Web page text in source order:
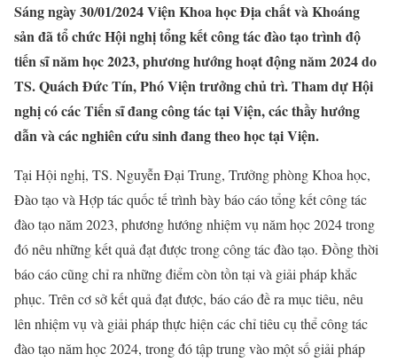
Sáng ngày 30/01/2024 Viện Khoa học Địa chất và Khoáng
sản đã tổ chức Hội nghị tổng kết công tác đào tạo trình độ
tiến sĩ nămhọc 2023,phương hướng hoạt động năm 2024 do
TS. Quách Đức Tín, Phó Viện trưởng chủ trì. Tham dự Hội
nghị có cácTiến sĩ đang công tác tại Viện, các thầyhướng
dẫn và các nghiên cứu sinh đang theo học tại Viện.
Tại Hội nghị, TS. Nguyễn Đại Trung, Trưởng phòng Khoa học,
Đào tạo và Hợp tác quốc tế trình bày báo cáo tổng kết công tác
đào tạo năm 2023, phương hướng nhiệm vụ năm học 2024 trong
đó nêu những kết quả đạt được trong công tác đào tạo. Đồng thời
báo cáo cũng chỉ ra những điểm còn tồn tại và giải pháp khắc
phục. Trên cơ sở kết quả đạt được, báo cáo đề ra mục tiêu, nêu
lên nhiệm vụ và giải pháp thực hiện các chỉ tiêu cụ thể công tác
đào tạo năm học 2024, trong đó tập trung vào một số giải pháp